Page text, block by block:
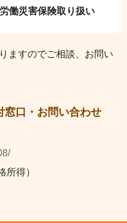
働災害保険取り扱い
ますのでご相談、お問い
窓口・お問い合わせ
所得）